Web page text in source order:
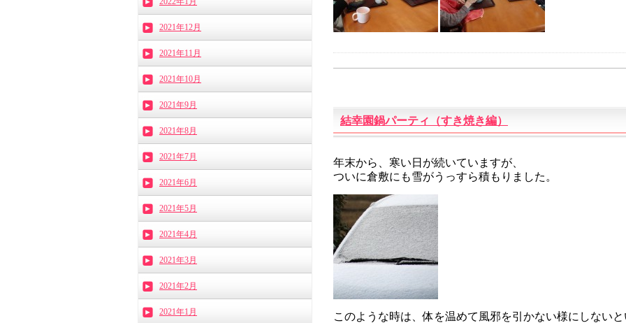
結幸園鍋パーティ（すき焼き編）
年末から、寒い日が続いていますが、
ついに倉敷にも雪がうっすら積もりました。
このような時は、体を温めて風邪を引かない様にしないと
2021年12月
2021年11月
2021年10月
2021年9月
2021年8月
2021年7月
2021年6月
2021年5月
2021年4月
2021年3月
2021年2月
2021年1月